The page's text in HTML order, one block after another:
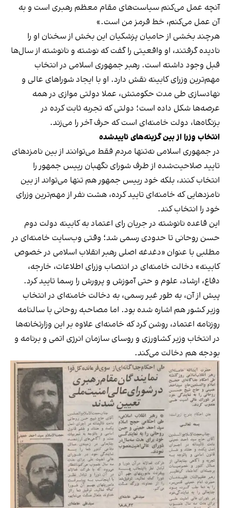
آنچه عمل می‌کنم سیاست‌های مقام معظم رهبری است و به
آن عمل می‌کنم، خط قرمز من است.»
هرچند بخشی از حامیان پزشکیان این بخش از سخنان او را
نادیده گرفتند، او واقعیتی را گفت که نوشته و نانوشته از سال‌ها
قبل وجود داشته است. رهبر جمهوری اسلامی در انتخاب
مهم‌ترین وزرای کابینه نقش دارد. او با ایجاد شوراهای عالی و
نهادسازی طی مدت حکومتش، عملا دولتی موازی در همه
عرصه‌ها شکل داده است؛ دولتی که تجربه ثابت کرده در
بزنگاه‌ها، دولت خامنه‌ای است که حرف آخر را می‌زند.
انتخاب وزرا از بین گزینه‌های تاییدشده
در جمهوری اسلامی نه‌تنها مردم فقط می‌توانند از بین نامزدهای
تایید صلاحیت‌شده از طرف شورای نگهبان رییس‌ جمهور را
انتخاب کنند، بلکه خود رییس ‌جمهور هم تنها می‌تواند از بین
نامزدهایی که خامنه‌ای تایید کرده، هشت نفر از مهم‌ترین وزرای
خود را انتخاب کند.
این قاعده نانوشته در جریان رای اعتماد به کابینه دولت دوم
حسن روحانی تا حدودی رسمی شد؛ وقتی وب‌سایت خامنه‌ای در
مطلبی با عنوان «دغدغه اصلی رهبر انقلاب اسلامی در خصوص
کابینه» دخالت خامنه‌ای در انتصاب وزرای اطلاعات، خارجه،
دفاع، ارشاد، علوم و حتی آموزش و پرورش را رسما تایید کرد.
پیش از آن، به طور غیر رسمی، به دخالت خامنه‌ای در انتخاب
وزیر کشور هم اشاره شده بود. اما مصاحبه روحانی با سالنامه
روزنامه اعتماد، روشن کرد که خامنه‌ای علاوه بر این وزارتخانه‌ها
در انتخاب وزیر کشاورزی و روسای سازمان انرژی اتمی و برنامه و
بودجه هم دخالت می‌کند.